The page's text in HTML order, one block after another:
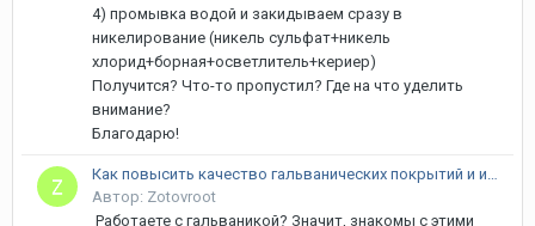
4) промывка водой и закидываем сразу в
никелирование (никель сульфат+никель
хлорид+борная+осветлитель+кериер)
Получится? Что-то пропустил? Где на что уделить
внимание?
Благодарю!
Как повысить качество гальванических покрытий и избавиться от брака?
Автор: Zotovroot
Работаете с гальваникой? Значит, знакомы с этими